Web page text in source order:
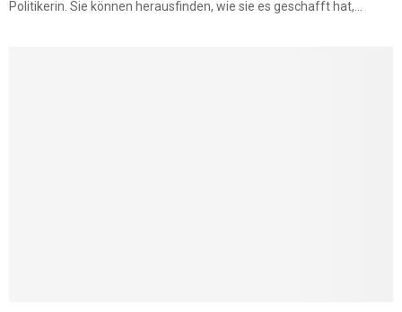
Politikerin. Sie können herausfinden, wie sie es geschafft hat,...